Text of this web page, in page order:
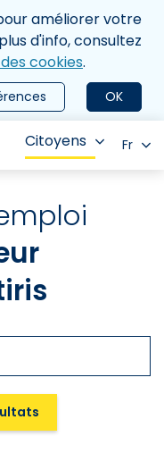
améliorer votre
d'info, consultez
cookies.
OK
Citoyens Fr